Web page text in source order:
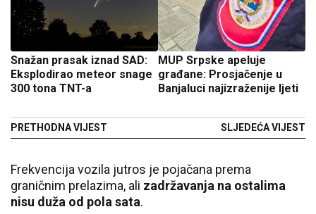
Snažan prasak iznad SAD:
Eksplodirao meteor snage
300 tona TNT-a
PRETHODNA VIJEST
MUP Srpske apeluje
građane: Prosjačenje u
Banjaluci najizraženije ljeti
SLJEDEĆA VIJEST
Frekvencija vozila jutros je pojačana prema
graničnim prelazima, ali zadržavanja na ostalima
nisu duža od pola sata.